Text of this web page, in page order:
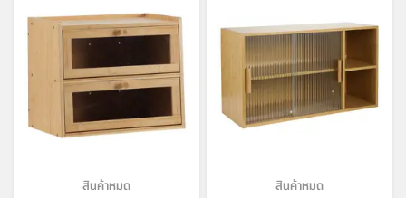
สินค้าหมด
สินค้าหมด